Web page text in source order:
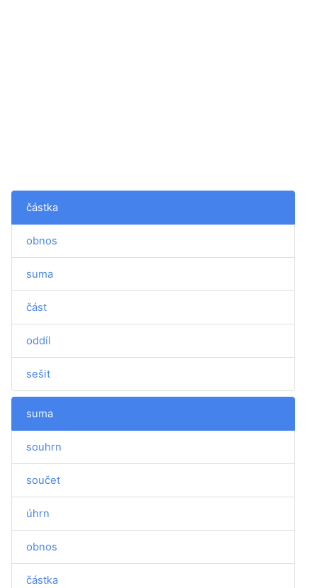
částka
obnos
suma
část
oddíl
sešit
suma
souhrn
součet
úhrn
obnos
částka